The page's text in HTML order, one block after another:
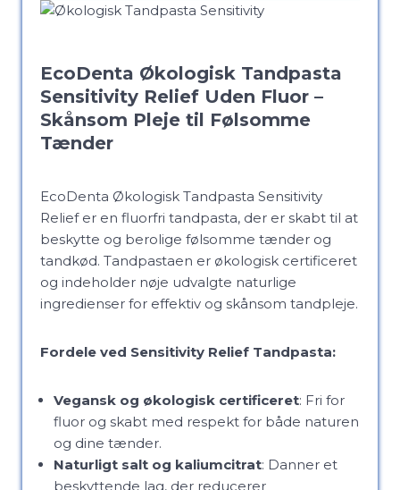
EcoDenta Økologisk Tandpasta
Sensitivity Relief Uden Fluor –
Skånsom Pleje til Følsomme
Tænder
EcoDenta Økologisk Tandpasta Sensitivity
Relief er en fluorfri tandpasta, der er skabt til at
beskytte og berolige følsomme tænder og
tandkød. Tandpastaen er økologisk certificeret
og indeholder nøje udvalgte naturlige
ingredienser for effektiv og skånsom tandpleje.
Fordele ved Sensitivity Relief Tandpasta:
Vegansk og økologisk certificeret: Fri for
fluor og skabt med respekt for både naturen
og dine tænder.
Naturligt salt og kaliumcitrat: Danner et
beskyttende lag, der reducerer